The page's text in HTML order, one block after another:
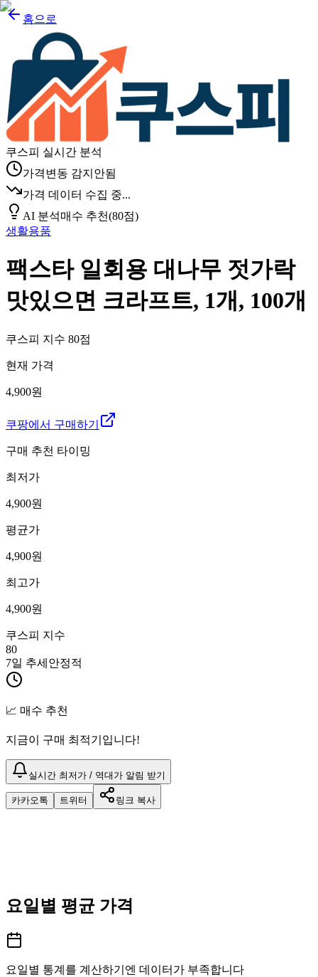
홈으로
쿠스피 실시간 분석
가격변동 감지안됨
가격 데이터 수집 중...
AI 분석매수 추천(80점)
생활용품
팩스타 일회용 대나무 젓가락
맛있으면 크라프트, 1개, 100개
쿠스피 지수 80점
현재 가격
4,900원
쿠팡에서 구매하기
구매 추천 타이밍
최저가
4,900원
평균가
4,900원
최고가
4,900원
쿠스피 지수
80
7일 추세 안정적
📈 매수 추천
지금이 구매 최적기입니다!
실시간 최저가 / 역대가 알림 받기
카카오톡 트위터 링크 복사
요일별 평균 가격
요일별 통계를 계산하기엔 데이터가 부족합니다